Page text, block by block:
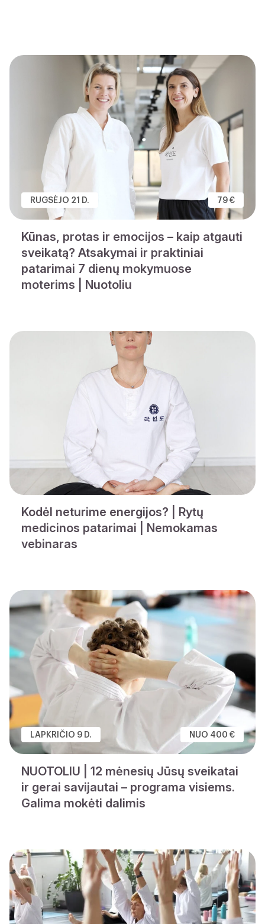
RUGSĖJO 21 D. 79 €
Kūnas, protas ir emocijos – kaip atgauti
sveikatą? Atsakymai ir praktiniai
patarimai 7 dienų mokymuose
moterims | Nuotoliu
Kodėl neturime energijos? | Rytų
medicinos patarimai | Nemokamas
vebinaras
LAPKRIČIO 9 D. NUO 400 €
NUOTOLIU | 12 mėnesių Jūsų sveikatai
ir gerai savijautai – programa visiems.
Galima mokėti dalimis